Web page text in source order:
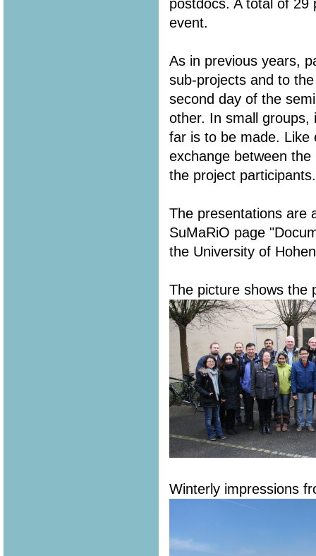
postdocs. A total of 29
event.
As in previous years,
sub-projects and to
second day of the
other. In small groups,
far is to be made. Like
exchange between
the project participants.
The presentations are
SuMaRiO page
the University of
The picture shows the
Winterly impressions